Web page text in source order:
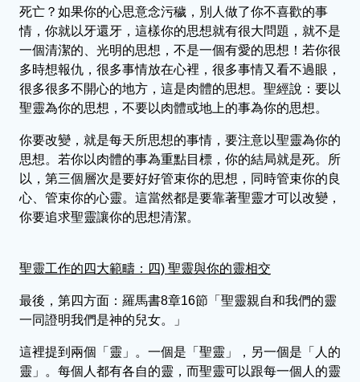
死亡？如果你的心思意念污穢，別人做了你不喜歡的事
情，你就以牙還牙，這樣你的思想就有很大問題，就不是
一個清潔的、光明的思想，不是一個有愛的思想！若你很
多時想報仇，很多事情放在心裡，很多事情又看不過眼，
很多很多不開心的地方，這是肉體的思想。聖經說：要以
聖靈為你的思想，不要以肉體或地上的事為你的思想。
你要改變，就是每天所思想的事情，要注意以聖靈為你的
思想。若你以肉體的事為重點目標，你的結局就是死。所
以，第三個層次是要好好管束你的思想，同時管束你的良
心、管束你的心靈。這當然都是要靠著聖靈才可以改變，
你要追求聖靈讓你的思想清潔。
聖靈工作的四大範疇：四) 聖靈與你的靈相交
最後，第四方面：羅馬書8章16節「聖靈親自和我們的靈
一同證明我們是神的兒女。」
這裡提到兩個「靈」。一個是「聖靈」，另一個是「人的
靈」。每個人都有各自的靈，而聖靈可以跟每一個人的靈